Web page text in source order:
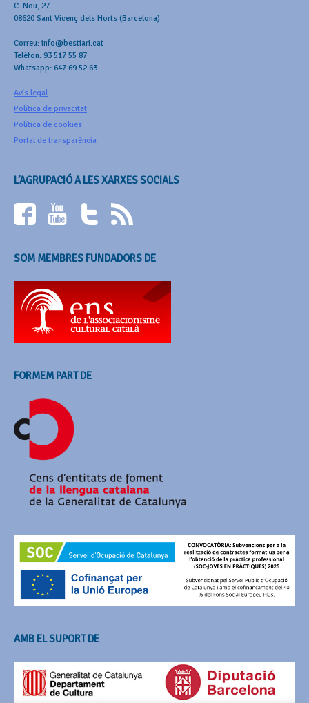
C. Nou, 27
08620 Sant Vicenç dels Horts (Barcelona)
Correu: info@bestiari.cat
Telèfon: 93 517 55 87
Whatsapp: 647 69 52 63
Avís legal
Política de privacitat
Política de cookies
Portal de transparència
L’AGRUPACIÓ A LES XARXES SOCIALS
SOM MEMBRES FUNDADORS DE
FORMEM PART DE
AMB EL SUPORT DE